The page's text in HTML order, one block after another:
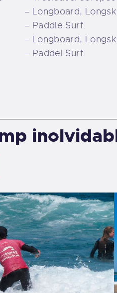
– Longboard,
– Paddle Surf.
– Longboard,
– Paddel Surf.